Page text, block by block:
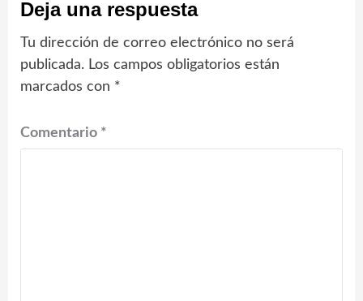
Deja una respuesta
Tu dirección de correo electrónico no será
publicada. Los campos obligatorios están
marcados con *
Comentario *